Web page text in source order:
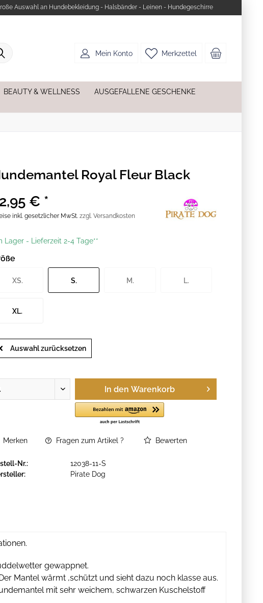
Auswahl an Hundebekleidung - Halsbänder - Leinen - Hundegeschirre
Merkzettel
Mein Konto
BEAUTY & WELLNESS AUSGEFALLENE GESCHENKE
Royal Fleur Black
€ *
inkl. gesetzlicher MwSt.zzgl. Versandkosten
Lager - Lieferzeit 2-4 Tage**
XS. S. M. L.
XL.
Auswahl zurücksetzen
In den Warenkorb
Merken Fragen zum Artikel ? Bewerten
Nr.:
12038-11-S
Pirate Dog
gewappnet.
Mantel wärmt ,schützt und sieht dazu noch klasse aus.
mit sehr weichem, schwarzen Kuschelstoff